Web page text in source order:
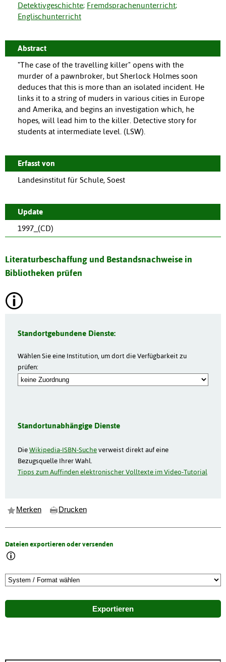
Detektivgeschichte; Fremdsprachenunterricht;
Englischunterricht
Abstract
"The case of the travelling killer" opens with the
murder of a pawnbroker, but Sherlock Holmes soon
deduces that this is more than an isolated incident. He
links it to a string of muders in various cities in Europe
and Amerika, and begins an investigation which, he
hopes, will lead him to the killer. Detective story for
students at intermediate level. (LSW).
Erfasst von
Landesinstitut für Schule, Soest
Update
1997_(CD)
Literaturbeschaffung und Bestandsnachweise in
Bibliotheken prüfen
Standortgebundene Dienste:
Wählen Sie eine Institution, um dort die Verfügbarkeit zu
prüfen:
Standortunabhängige Dienste
DieWikipedia-ISBN-Sucheverweist direkt auf eine
Bezugsquelle Ihrer Wahl.
Tipps zum Auffinden elektronischer Volltexte im Video-Tutorial
Merken Drucken
Dateien exportieren oder versenden
Exportieren